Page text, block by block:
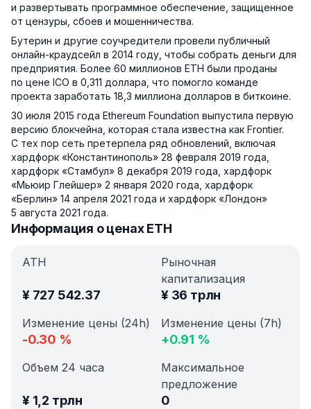
и развертывать программное обеспечение, защищенное
от цензуры, сбоев и мошенничества.
Бутерин и другие соучредители провели публичный
онлайн-краудсейл в 2014 году, чтобы собрать деньги для
предприятия. Более 60 миллионов ETH были проданы
по цене ICO в 0,311 доллара, что помогло команде
проекта заработать 18,3 миллиона долларов в биткоине.
30 июля 2015 года Ethereum Foundation выпустила первую
версию блокчейна, которая стала известна как Frontier.
С тех пор сеть претерпела ряд обновлений, включая
хардфорк «Константинополь» 28 февраля 2019 года,
хардфорк «Стамбул» 8 декабря 2019 года, хардфорк
«Мьюир Глейшер» 2 января 2020 года, хардфорк
«Берлин» 14 апреля 2021 года и хардфорк «Лондон»
5 августа 2021 года.
Информация о ценах ETH
ATH
¥ 727 542.37
Рыночная
капитализация
¥ 36 трлн
Изменение цены (24h)
-0.30 %
Изменение цены (7h)
+0.91 %
Объем 24 часа
¥ 1,2 трлн
Максимальное
предложение
0